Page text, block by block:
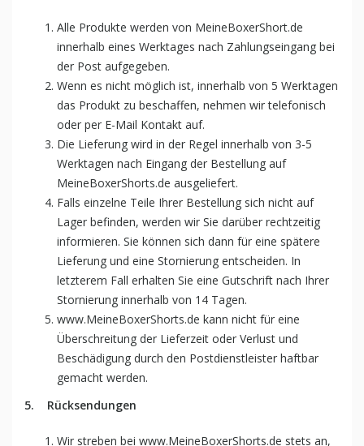
Alle Produkte werden von MeineBoxerShort.de
innerhalb eines Werktages nach Zahlungseingang bei
der Post aufgegeben.
Wenn es nicht möglich ist, innerhalb von 5 Werktagen
das Produkt zu beschaffen, nehmen wir telefonisch
oder per E-Mail Kontakt auf.
Die Lieferung wird in der Regel innerhalb von 3-5
Werktagen nach Eingang der Bestellung auf
MeineBoxerShorts.de ausgeliefert.
Falls einzelne Teile Ihrer Bestellung sich nicht auf
Lager befinden, werden wir Sie darüber rechtzeitig
informieren. Sie können sich dann für eine spätere
Lieferung und eine Stornierung entscheiden. In
letzterem Fall erhalten Sie eine Gutschrift nach Ihrer
Stornierung innerhalb von 14 Tagen.
www.MeineBoxerShorts.de kann nicht für eine
Überschreitung der Lieferzeit oder Verlust und
Beschädigung durch den Postdienstleister haftbar
gemacht werden.
5. Rücksendungen
Wir streben bei www.MeineBoxerShorts.de stets an,